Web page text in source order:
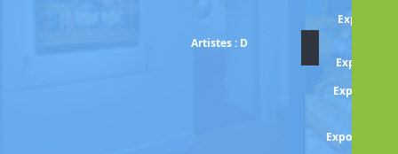
Exposition
Artistes : D
Exposition
Exposition
Exposition